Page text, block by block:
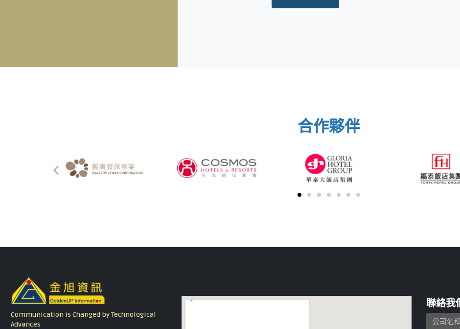
合作夥伴
Communication is Changed by Technological
Advances
聯絡我